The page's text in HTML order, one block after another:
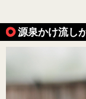
源泉かけ流し